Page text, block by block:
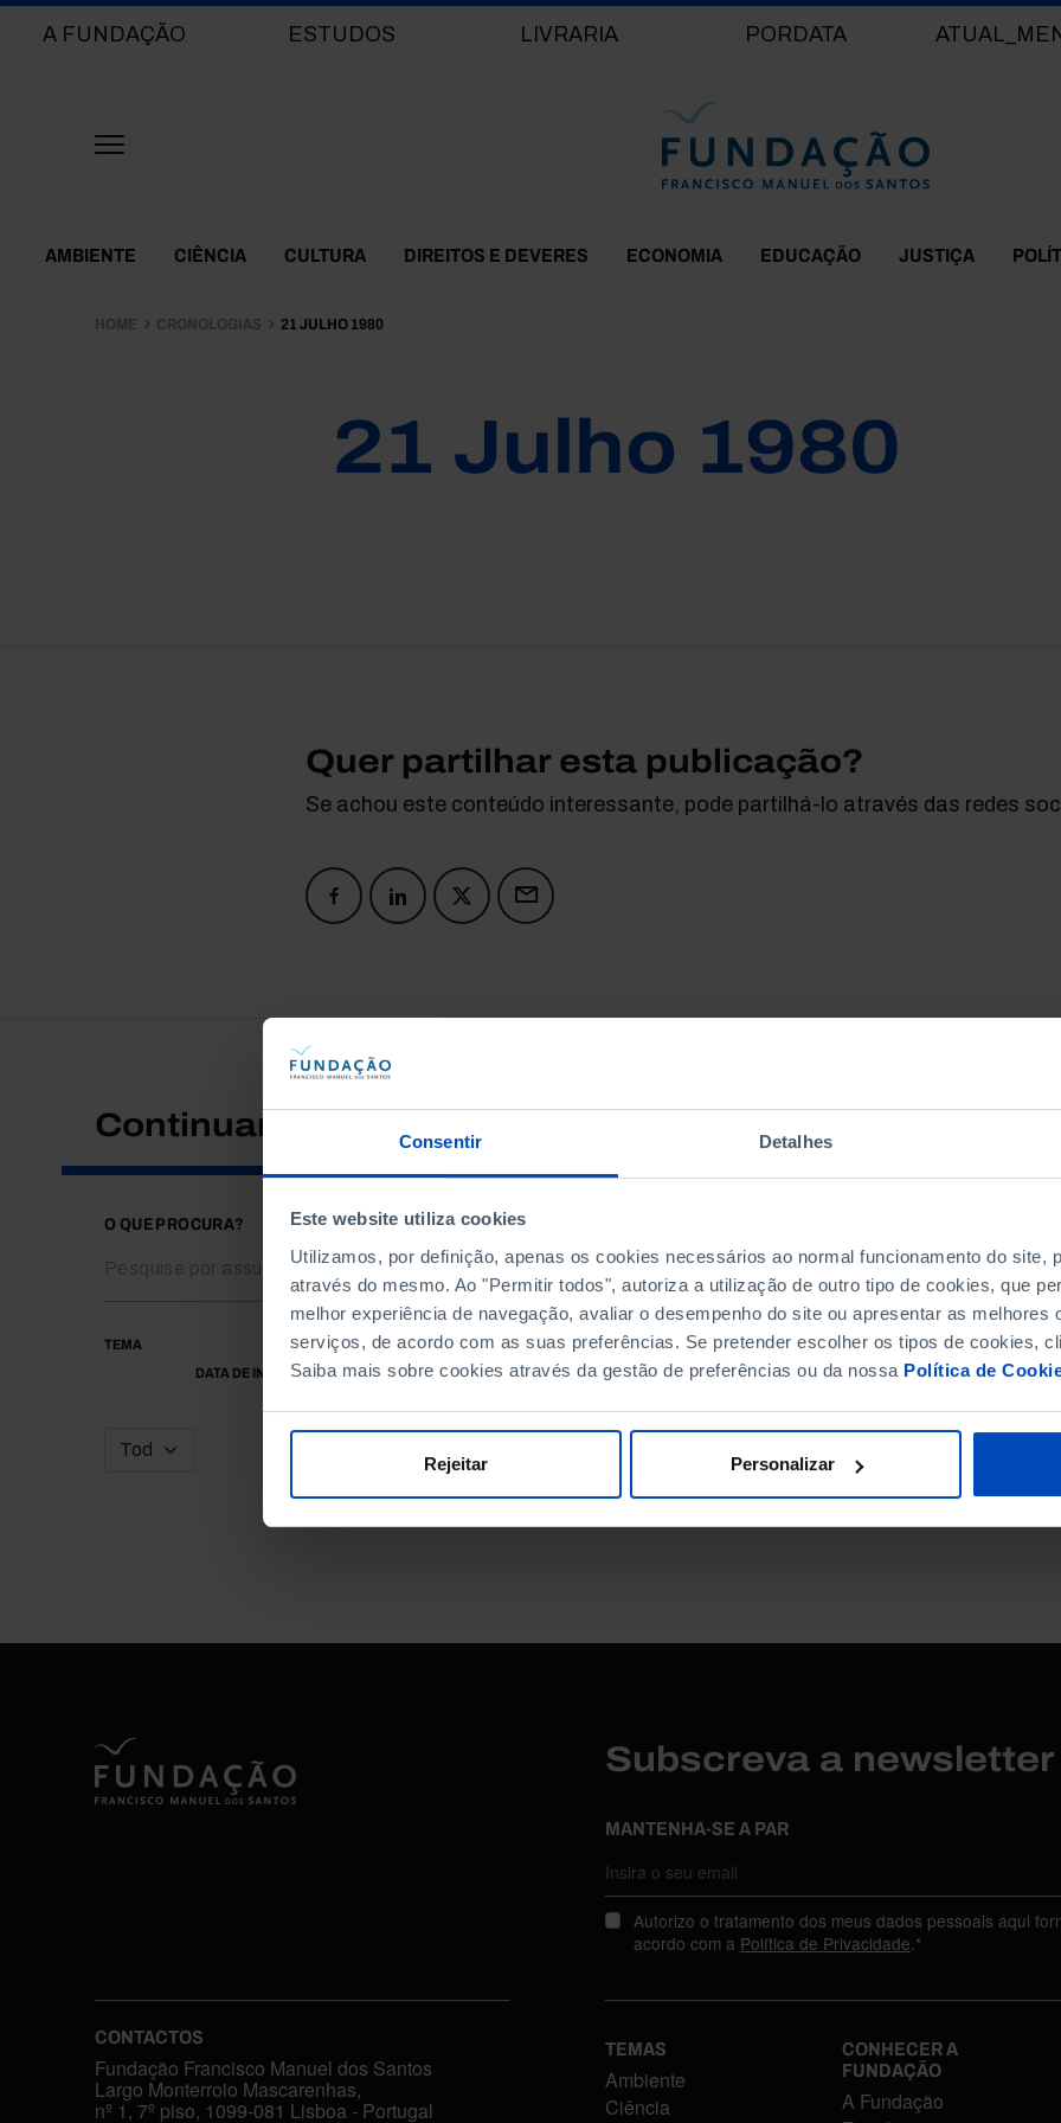
Consentir Detalhes
Este website utiliza cookies
Utilizamos, por definição, apenas os cookies necessários ao normal funcionamento do site,
através do mesmo. Ao "Permitir todos", autoriza a utilização de outro tipo de cookies, que
melhor experiência de navegação, avaliar o desempenho do site ou apresentar as melhores
serviços, de acordo com as suas preferências. Se pretender escolher os tipos de cookies,
Saiba mais sobre cookies através da gestão de preferências ou da nossa Política de
Rejeitar Personalizar
Main navigation
A FUNDAÇÃO ESTUDOS LIVRARIA PORDATA
Themes Menu
AMBIENTE CIÊNCIA CULTURA DIREITOS E DEVERES ECONOMIA EDUCAÇÃO JUSTIÇA
HOME CRONOLOGIAS 21 JULHO 1980
21 Julho 1980
Quer partilhar esta publicação?
Se achou este conteúdo interessante, pode partilhá-lo através das redes
Continuar a pesquisar
O QUE PROCURA?
TEMA
DATA DE INÍCIO
DATA DE FIM
Subscreva a
MANTENHA-SE A PAR
Autorizo o tratamento dos meus dados pessoais aqui
acordo com a Política de Privacidade.*
CONTACTOS
Fundação Francisco Manuel dos Santos
Largo Monterroio Mascarenhas,
nº 1, 7º piso, 1099-081 Lisboa - Portugal
TEMAS
Ambiente
Ciência
CONHECER A
FUNDAÇÃO
A Fundação